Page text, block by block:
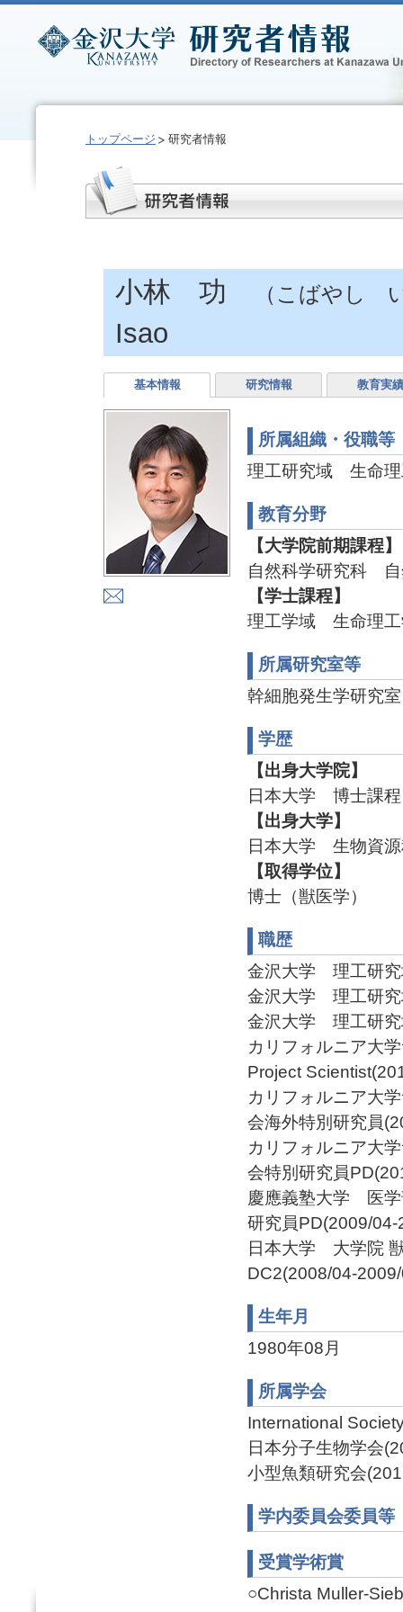
トップページ 研究者情報
小林 功 （こばやし
Isao
基本情報 研究情報 教育実績
所属組織・役職等
理工研究域 生命理
教育分野
【大学院前期課程】
自然科学研究科 自
【学士課程】
理工学域 生命理
所属研究室等
幹細胞発生学研究
学歴
【出身大学院】
日本大学 博士課
【出身大学】
日本大学 生物資
【取得学位】
博士（獣医学）
職歴
金沢大学 理工研
金沢大学 理工研
金沢大学 理工研
カリフォルニア大
Project
カリフォルニア大
会海外特別研究員
カリフォルニア大
会特別研究員
慶應義塾大学 医
研究員PD(2009/04-
日本大学 大学院
DC2(2008/04-
生年月
1980年08月
所属学会
International
日本分子生物学会
小型魚類研究会
学内委員会委員等
受賞学術賞
○Christa Muller-